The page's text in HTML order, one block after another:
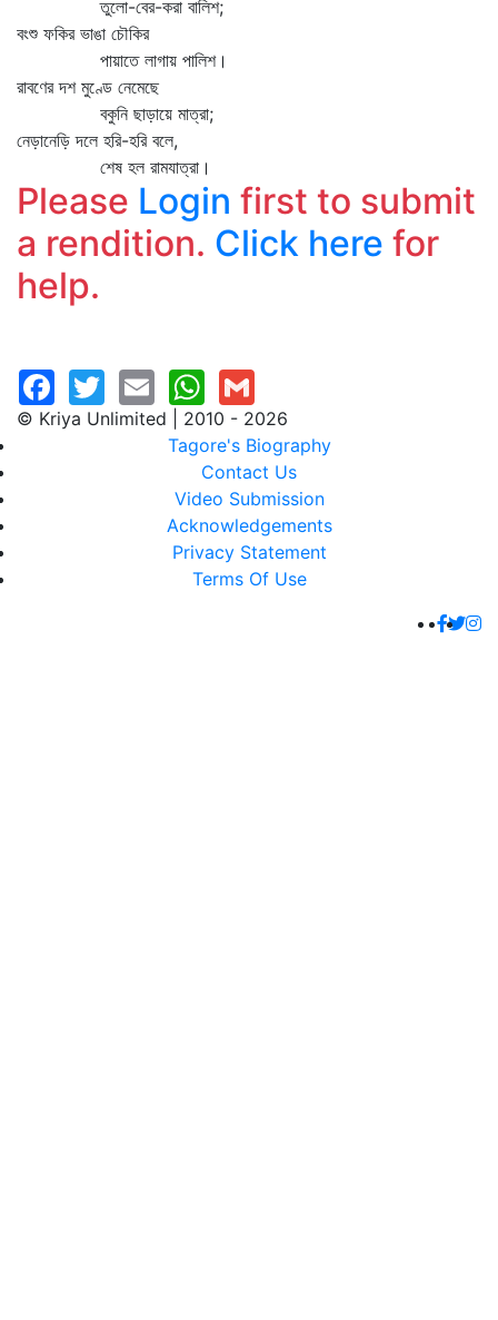
তুলো-বের-করা বালিশ;
বংশু ফকির ভাঙা চৌকির
পায়াতে লাগায় পালিশ।
রাবণের দশ মুণ্ডে নেমেছে
বকুনি ছাড়ায়ে মাত্রা;
নেড়ানেড়ি দলে হরি-হরি বলে,
শেষ হল রামযাত্রা।
Please Login first to submit
a rendition. Click here for
help.
© Kriya Unlimited | 2010 - 2026
Tagore's Biography
Contact Us
Video Submission
Acknowledgements
Privacy Statement
Terms Of Use